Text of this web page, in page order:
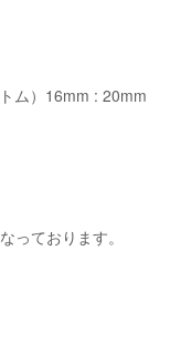
ム）16mm : 20mm
っております。